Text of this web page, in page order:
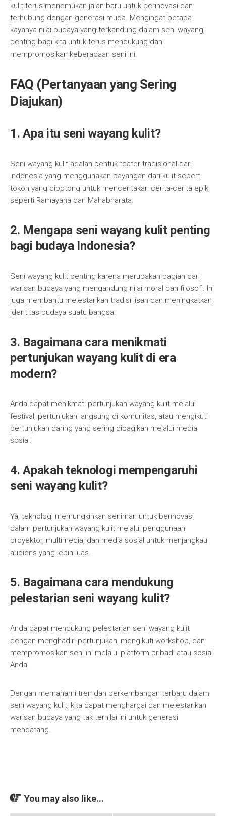
kulit terus menemukan jalan baru untuk berinovasi dan
terhubung dengan generasi muda. Mengingat betapa
kayanya nilai budaya yang terkandung dalam seni wayang,
penting bagi kita untuk terus mendukung dan
mempromosikan keberadaan seni ini.
FAQ (Pertanyaan yang Sering
Diajukan)
1. Apa itu seni wayang kulit?
Seni wayang kulit adalah bentuk teater tradisional dari
Indonesia yang menggunakan bayangan dari kulit-seperti
tokoh yang dipotong untuk menceritakan cerita-cerita epik,
seperti Ramayana dan Mahabharata.
2. Mengapa seni wayang kulit penting
bagi budaya Indonesia?
Seni wayang kulit penting karena merupakan bagian dari
warisan budaya yang mengandung nilai moral dan filosofi. Ini
juga membantu melestarikan tradisi lisan dan meningkatkan
identitas budaya suatu bangsa.
3. Bagaimana cara menikmati
pertunjukan wayang kulit di era
modern?
Anda dapat menikmati pertunjukan wayang kulit melalui
festival, pertunjukan langsung di komunitas, atau mengikuti
pertunjukan daring yang sering dibagikan melalui media
sosial.
4. Apakah teknologi mempengaruhi
seni wayang kulit?
Ya, teknologi memungkinkan seniman untuk berinovasi
dalam pertunjukan wayang kulit melalui penggunaan
proyektor, multimedia, dan media sosial untuk menjangkau
audiens yang lebih luas.
5. Bagaimana cara mendukung
pelestarian seni wayang kulit?
Anda dapat mendukung pelestarian seni wayang kulit
dengan menghadiri pertunjukan, mengikuti workshop, dan
mempromosikan seni ini melalui platform pribadi atau sosial
Anda.
Dengan memahami tren dan perkembangan terbaru dalam
seni wayang kulit, kita dapat menghargai dan melestarikan
warisan budaya yang tak ternilai ini untuk generasi
mendatang.
You may also like...